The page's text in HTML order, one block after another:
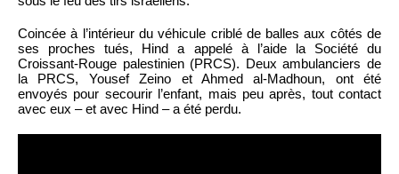
Coincée à l’intérieur du véhicule criblé de balles aux côtés de
ses proches tués, Hind a appelé à l’aide la Société du
Croissant-Rouge palestinien (PRCS). Deux ambulanciers de
la PRCS, Yousef Zeino et Ahmed al-Madhoun, ont été
envoyés pour secourir l’enfant, mais peu après, tout contact
avec eux – et avec Hind – a été perdu.